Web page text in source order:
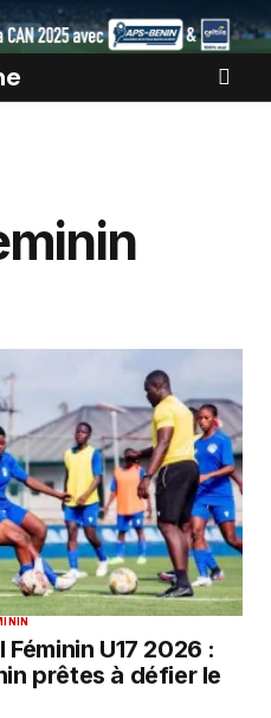
U17 2026 :
prêtes à défier le